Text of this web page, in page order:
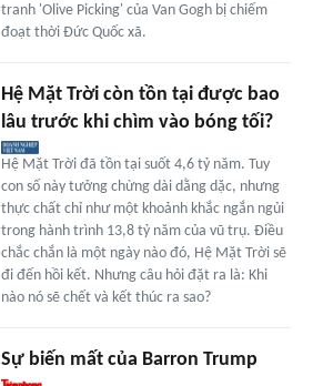
tranh 'Olive Picking' của Van Gogh bị chiếm
đoạt thời Đức Quốc xã.
Hệ Mặt Trời còn tồn tại được bao
lâu trước khi chìm vào bóng tối?
Hệ Mặt Trời đã tồn tại suốt 4,6 tỷ năm. Tuy
con số này tưởng chừng dài dằng dặc, nhưng
thực chất chỉ như một khoảnh khắc ngắn ngủi
trong hành trình 13,8 tỷ năm của vũ trụ. Điều
chắc chắn là một ngày nào đó, Hệ Mặt Trời sẽ
đi đến hồi kết. Nhưng câu hỏi đặt ra là: Khi
nào nó sẽ chết và kết thúc ra sao?
Sự biến mất của Barron Trump